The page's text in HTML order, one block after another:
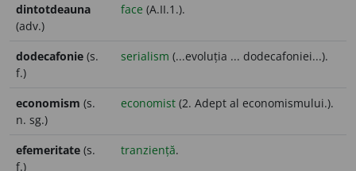
dintotdeauna
(adv.)
face (A.II.1.).
dodecafonie (s.
f.)
serialism (...evoluția ... dodecafoniei...).
economism (s.
n. sg.)
economist (2. Adept al economismului.).
efemeritate (s.
f.)
tranziență.